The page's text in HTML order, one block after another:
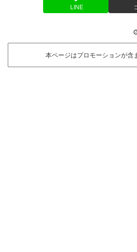
LINE
本ページはプロモーションが含